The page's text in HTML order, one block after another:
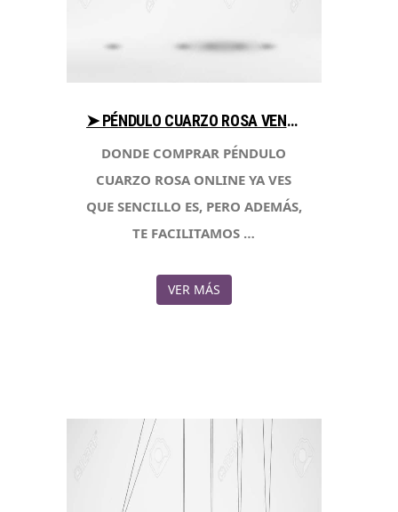
➤ PÉNDULO CUARZO ROSA VENTAJAS AL COMPRAR CON LIBRERIAESOTERICA.NET
DONDE COMPRAR PÉNDULO
CUARZO ROSA ONLINE YA VES
QUE SENCILLO ES, PERO ADEMÁS,
TE FACILITAMOS …
VER MÁS